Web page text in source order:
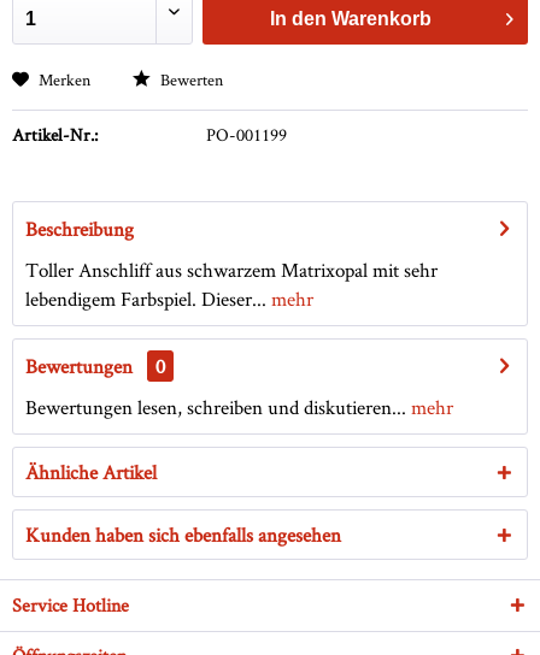
In den Warenkorb
Merken Bewerten
Artikel-Nr.: PO-001199
Beschreibung
Toller Anschliff aus schwarzem Matrixopal mit sehr
lebendigem Farbspiel. Dieser... mehr
Bewertungen
0
Bewertungen lesen, schreiben und diskutieren... mehr
Ähnliche Artikel
Kunden haben sich ebenfalls angesehen
Service Hotline